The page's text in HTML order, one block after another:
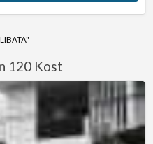
120 Kost